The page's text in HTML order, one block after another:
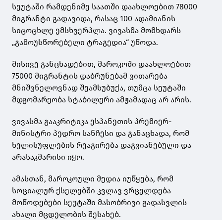
სეუტაში რამდენიმე საათში დაახლოებით 78000
მიგრანტი გადავიდა, რასაც 100 ადამიანის
სიცოცხლე ემსხვერპლა. ვივასმა მომხდარს
„გამოუსწორებელი ტრაგედია“ უწოდა.
მისივე განცხადებით, მაროკოში დაახლოებით
75000 მიგრანტის დაბრუნებამ ვითარება
მნიშვნელოვნად შეამსუბუქა, თუმცა სეუტაში
მდგომარეობა სტაბილური ამჟამადაც არ არის.
ვივასმა გააკრიტიკა ესპანეთის პრემიერ-
მინისტრი პედრო სანჩესი და განაცხადა, რომ
ხელისუფლების რეაგირება დაგვიანებული და
არასაკმარისი იყო.
ამასთან, მაროკოული მედია იუწყება, რომ
სოციალურ ქსელებში კვლავ ვრცელდება
მოწოდებები სეუტაში მასობრივი გადასვლის
ახალი მცდელობის შესახებ.